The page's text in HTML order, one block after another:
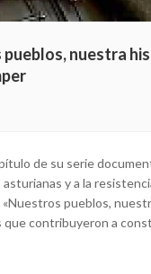
nuestra
de su serie
y a la
pueblos,
contribuyeron a